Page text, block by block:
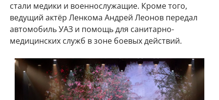
стали медики и военнослужащие. Кроме того,
ведущий актёр Ленкома Андрей Леонов передал
автомобиль УАЗ и помощь для санитарно-
медицинских служб в зоне боевых действий.